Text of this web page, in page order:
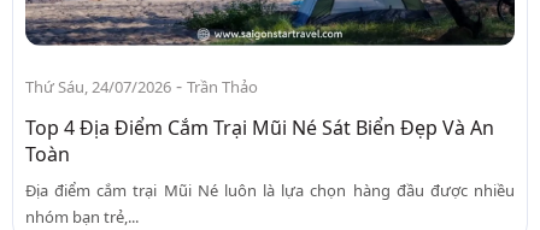
Thứ Sáu, 24/07/2026 - Trần Thảo
Top 4 Địa Điểm Cắm Trại Mũi Né Sát Biển Đẹp Và An
Toàn
Địa điểm cắm trại Mũi Né luôn là lựa chọn hàng đầu được nhiều
nhóm bạn trẻ,...